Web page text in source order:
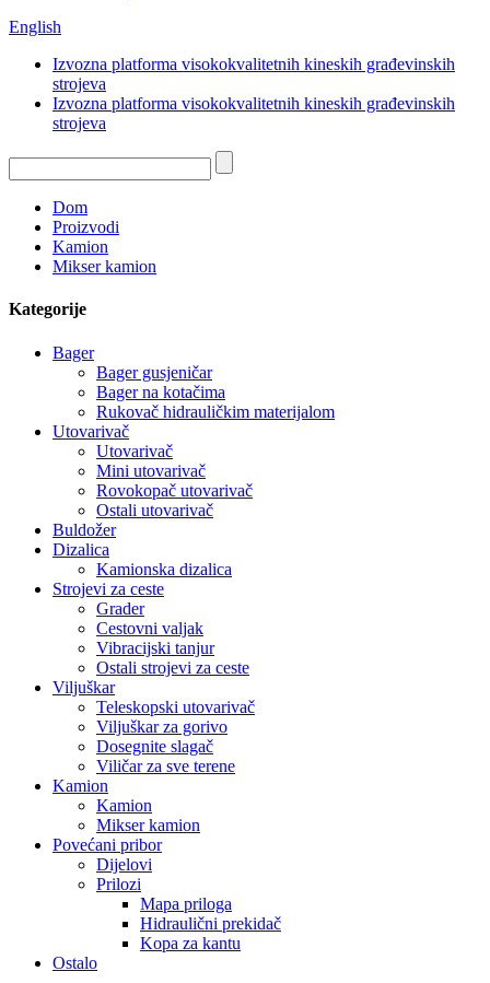
English
Izvozna platforma visokokvalitetnih kineskih građevinskih
strojeva
Izvozna platforma visokokvalitetnih kineskih građevinskih
strojeva
Dom
Proizvodi
Kamion
Mikser kamion
Kategorije
Bager
Bager gusjeničar
Bager na kotačima
Rukovač hidrauličkim materijalom
Utovarivač
Utovarivač
Mini utovarivač
Rovokopač utovarivač
Ostali utovarivač
Buldožer
Dizalica
Kamionska dizalica
Strojevi za ceste
Grader
Cestovni valjak
Vibracijski tanjur
Ostali strojevi za ceste
Viljuškar
Teleskopski utovarivač
Viljuškar za gorivo
Dosegnite slagač
Viličar za sve terene
Kamion
Kamion
Mikser kamion
Povećani pribor
Dijelovi
Prilozi
Mapa priloga
Hidraulični prekidač
Kopa za kantu
Ostalo